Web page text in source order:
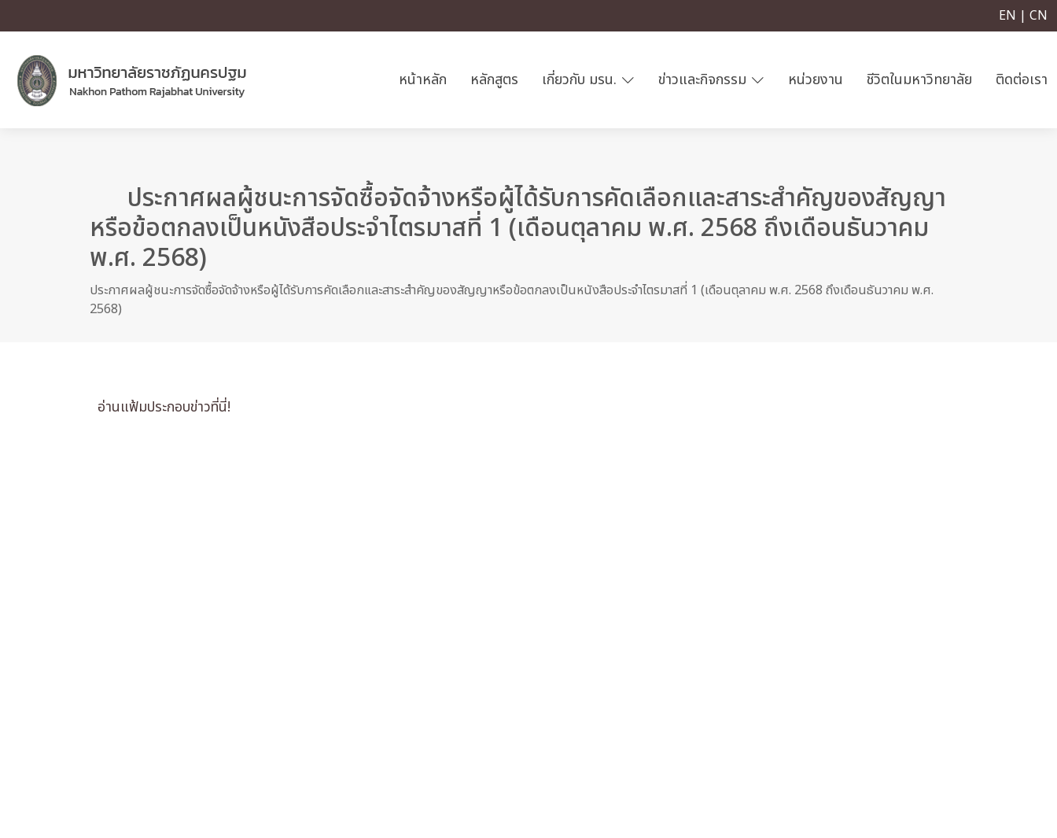
EN | CN
หน้าหลัก หลักสูตร เกี่ยวกับ มรน. ข่าวและกิจกรรม หน่วยงาน ชีวิตในมหาวิทยาลัย ติดต่อเรา
ประกาศผลผู้ชนะการจัดซื้อจัดจ้างหรือผู้ได้รับการคัดเลือกและสาระสำคัญของสัญญา
หรือข้อตกลงเป็นหนังสือประจำไตรมาสที่ 1 (เดือนตุลาคม พ.ศ. 2568 ถึงเดือนธันวาคม
พ.ศ. 2568)
ประกาศผลผู้ชนะการจัดซื้อจัดจ้างหรือผู้ได้รับการคัดเลือกและสาระสำคัญของสัญญาหรือข้อตกลงเป็นหนังสือประจำไตรมาสที่ 1 (เดือนตุลาคม พ.ศ. 2568 ถึงเดือนธันวาคม พ.ศ.
2568)
อ่านแฟ้มประกอบข่าวที่นี่!